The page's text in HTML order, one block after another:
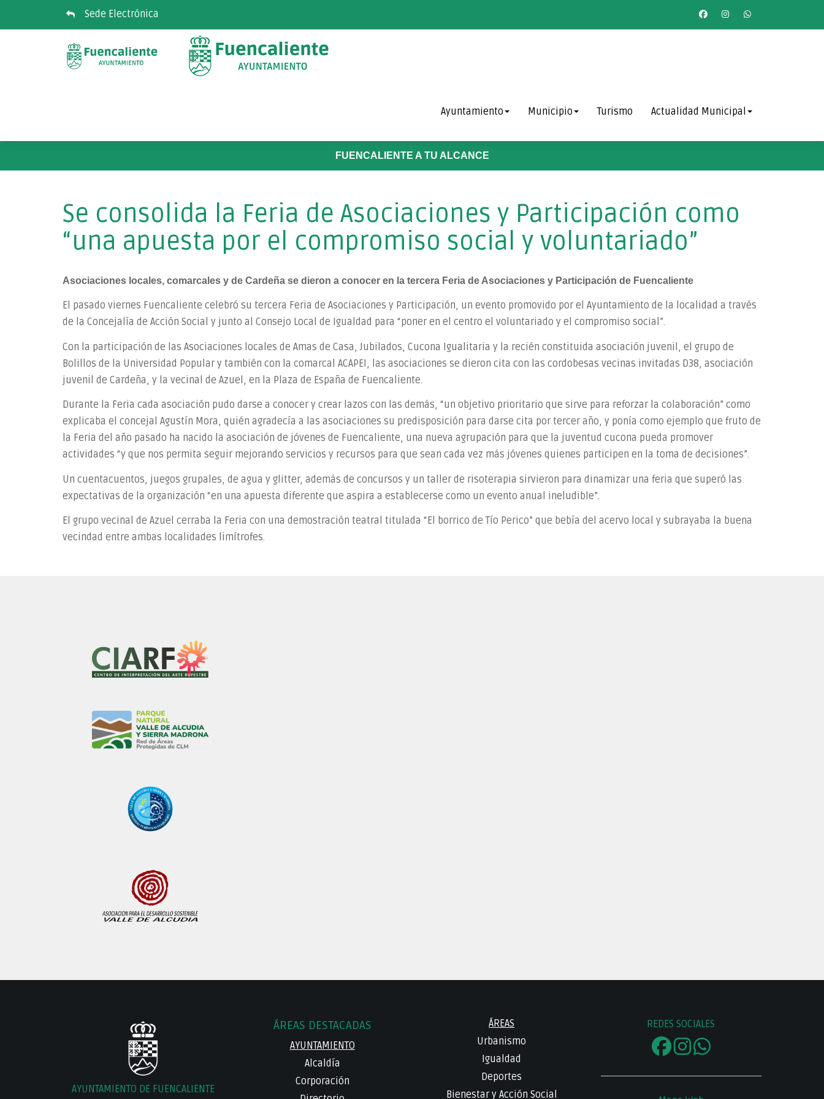
Sede Electrónica
Ayuntamiento Municipio Turismo Actualidad Municipal
FUENCALIENTE A TU ALCANCE
Se consolida la Feria de Asociaciones y Participación como
“una apuesta por el compromiso social y voluntariado”
Asociaciones locales, comarcales y de Cardeña se dieron a conocer en la tercera Feria de Asociaciones y Participación de Fuencaliente
El pasado viernes Fuencaliente celebró su tercera Feria de Asociaciones y Participación, un evento promovido por el Ayuntamiento de la localidad a través
de la Concejalía de Acción Social y junto al Consejo Local de Igualdad para “poner en el centro el voluntariado y el compromiso social”.
Con la participación de las Asociaciones locales de Amas de Casa, Jubilados, Cucona Igualitaria y la recién constituida asociación juvenil, el grupo de
Bolillos de la Universidad Popular y también con la comarcal ACAPEI, las asociaciones se dieron cita con las cordobesas vecinas invitadas D38, asociación
juvenil de Cardeña, y la vecinal de Azuel, en la Plaza de España de Fuencaliente.
Durante la Feria cada asociación pudo darse a conocer y crear lazos con las demás, “un objetivo prioritario que sirve para reforzar la colaboración” como
explicaba el concejal Agustín Mora, quién agradecía a las asociaciones su predisposición para darse cita por tercer año, y ponía como ejemplo que fruto de
la Feria del año pasado ha nacido la asociación de jóvenes de Fuencaliente, una nueva agrupación para que la juventud cucona pueda promover
actividades “y que nos permita seguir mejorando servicios y recursos para que sean cada vez más jóvenes quienes participen en la toma de decisiones”.
Un cuentacuentos, juegos grupales, de agua y glitter, además de concursos y un taller de risoterapia sirvieron para dinamizar una feria que superó las
expectativas de la organización “en una apuesta diferente que aspira a establecerse como un evento anual ineludible”.
El grupo vecinal de Azuel cerraba la Feria con una demostración teatral titulada “El borrico de Tío Perico” que bebía del acervo local y subrayaba la buena
vecindad entre ambas localidades limítrofes.
AYUNTAMIENTO DE FUENCALIENTE
ÁREAS DESTACADAS
AYUNTAMIENTO
Alcaldía
Corporación
ÁREAS
Urbanismo
Igualdad
Deportes
Bienestar y Acción Social
REDES SOCIALES